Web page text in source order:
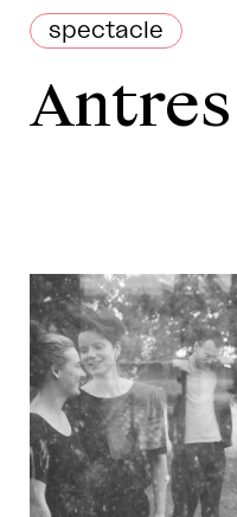
spectacle
Antres